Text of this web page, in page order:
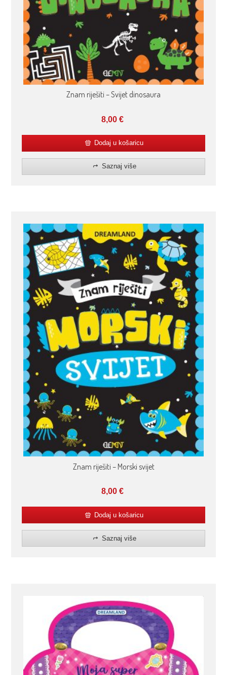
Znam riješiti – Svijet dinosaura
8,00€
Dodaj u košaricu
Saznaj više
Znam riješiti – Morski svijet
8,00€
Dodaj u košaricu
Saznaj više